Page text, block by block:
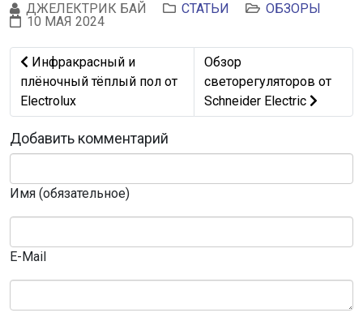
ДЖЕЛЕКТРИК БАЙ
СТАТЬИ
ОБЗОРЫ
10 МАЯ 2024
Предыдущий: Инфракрасный и плёночный тёплый пол
Инфракрасный и
плёночный тёплый пол от
Electrolux
Следующий: Обзор
Обзор
светорегуляторов от
Schneider Electric
Добавить комментарий
Имя (обязательное)
E-Mail